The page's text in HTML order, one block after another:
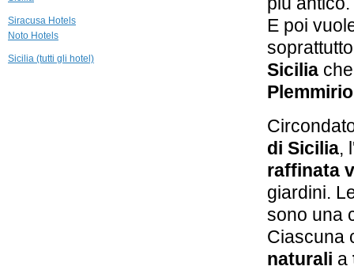
E poi
Sicilia
Plemmirio
di Sicilia,
raffinata
giardini.
sono una
Ciascuna
naturali a
Siracusa Hotels
Noto Hotels
Sicilia (tutti gli hotel)